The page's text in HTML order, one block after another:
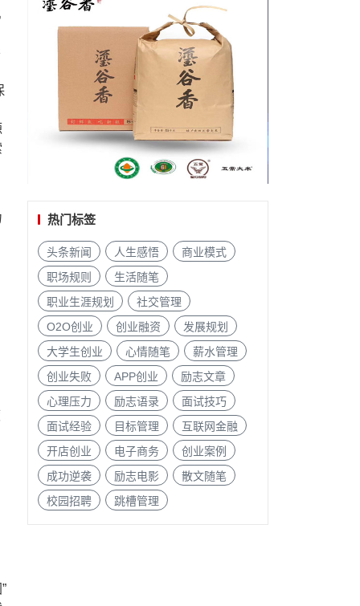
热门标签
头条新闻 人生感悟
商业模式
职场规则
生活随笔
职业生涯规划
社交管理
O2O创业
创业融资
发展规划
大学生创业
心情随笔
薪水管理
创业失败
APP创业
励志文章
心理压力
励志语录
面试技巧
面试经验
目标管理
互联网金融
开店创业
电子商务
创业案例
成功逆袭
励志电影
散文随笔
校园招聘
跳槽管理